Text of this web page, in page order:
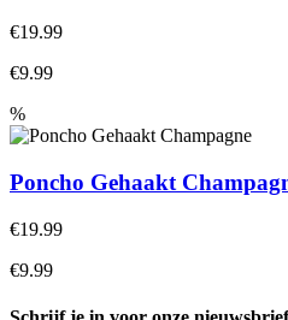
€19.99
€9.99
%
Poncho Gehaakt
€19.99
€9.99